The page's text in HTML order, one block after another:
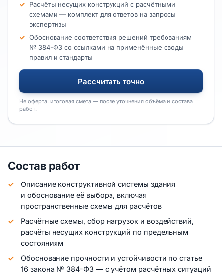
Расчёты несущих конструкций с расчётными
схемами — комплект для ответов на запросы
экспертизы
Обоснование соответствия решений требованиям
№ 384-ФЗ со ссылками на применённые своды
правил и стандарты
Рассчитать точно
Не оферта: итоговая смета — после уточнения объёма и состава
работ.
Состав работ
Описание конструктивной системы здания
и обоснование её выбора, включая
пространственные схемы для расчётов
Расчётные схемы, сбор нагрузок и воздействий,
расчёты несущих конструкций по предельным
состояниям
Обоснование прочности и устойчивости по статье
16 закона № 384-ФЗ — с учётом расчётных ситуаций